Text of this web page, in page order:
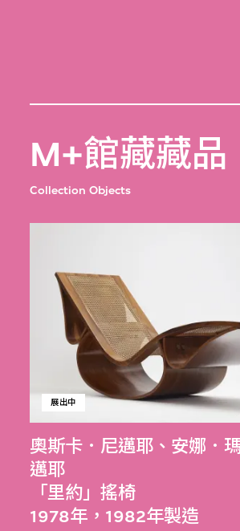
M+館藏藏品
Collection Objects
奧斯卡．尼邁耶 、 安娜．
邁耶
展出中
「里約」搖椅
1978年，1982年製造